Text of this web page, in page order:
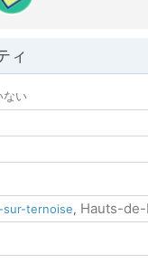
ィ
ない
sur-ternoise, Hauts-